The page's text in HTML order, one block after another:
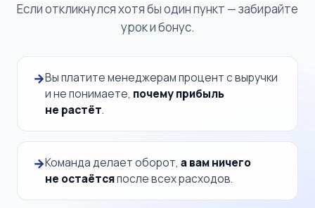
Если откликнулся хотя бы один пункт — забирайте
урок и бонус.
Вы платите менеджерам процент с выручки
и не понимаете, почему прибыль
не растёт.
Команда делает оборот, а вам ничего
не остаётсяпосле всех расходов.